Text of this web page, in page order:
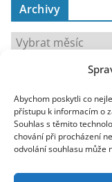
Abychom poskytli co
přístupu k informacím o
Souhlas s těmito
chování při procházení
odvolání souhlasu může
Archivy
A
h
v
y